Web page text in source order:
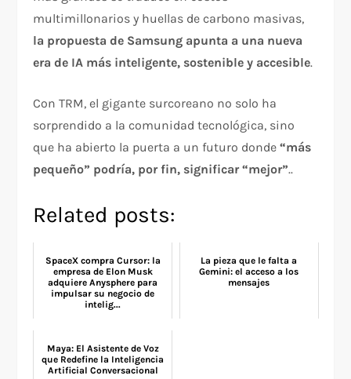
multimillonarios y huellas de carbono masivas,
la propuesta de Samsung apunta a una nueva
era de IA más inteligente, sostenible y accesible.
Con TRM, el gigante surcoreano no solo ha
sorprendido a la comunidad tecnológica, sino
que ha abierto la puerta a un futuro donde“más
pequeño” podría, por fin, significar “mejor”..
Related posts:
SpaceX compra Cursor: la
empresa de Elon Musk
adquiere Anysphere para
impulsar su negocio de
intelig...
La pieza que le falta a
Gemini: el acceso a los
mensajes
Maya: El Asistente de Voz
que Redefine la Inteligencia
Artificial Conversacional